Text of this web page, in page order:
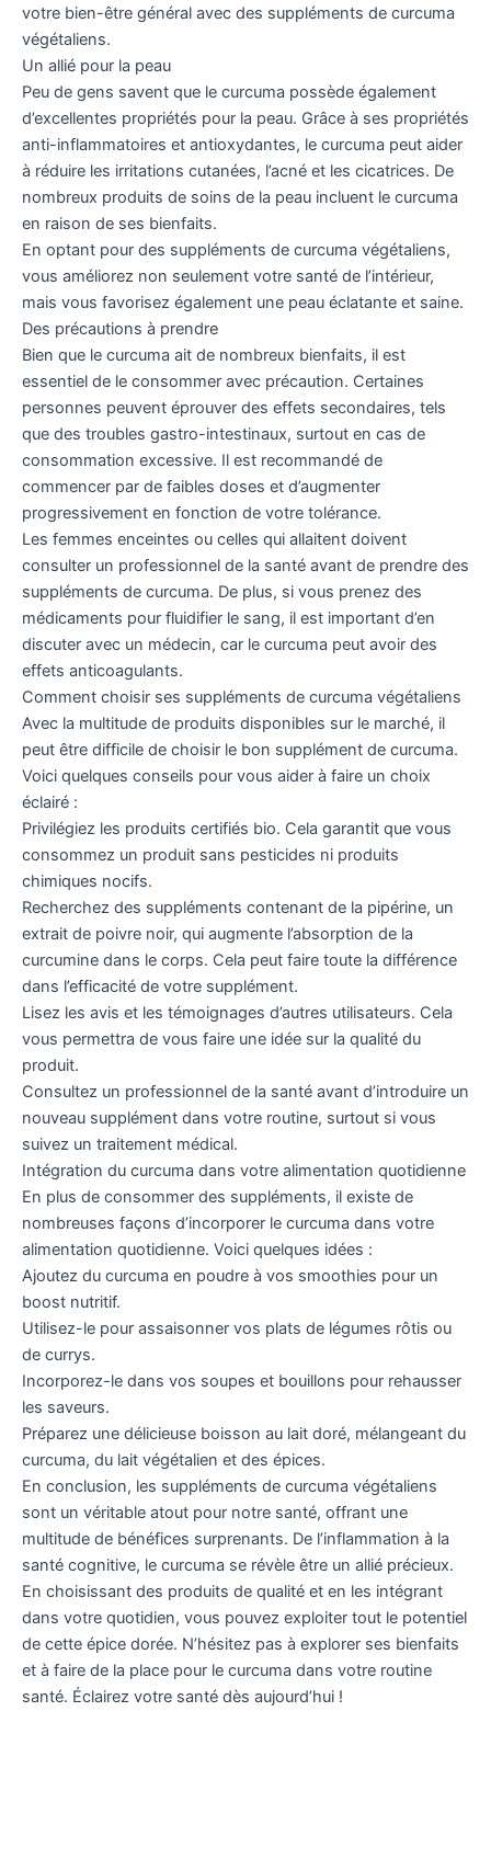
votre bien-être général avec des suppléments de curcuma
végétaliens.
Un allié pour la peau
Peu de gens savent que le curcuma possède également
d’excellentes propriétés pour la peau. Grâce à ses propriétés
anti-inflammatoires et antioxydantes, le curcuma peut aider
à réduire les irritations cutanées, l’acné et les cicatrices. De
nombreux produits de soins de la peau incluent le curcuma
en raison de ses bienfaits.
En optant pour des suppléments de curcuma végétaliens,
vous améliorez non seulement votre santé de l’intérieur,
mais vous favorisez également une peau éclatante et saine.
Des précautions à prendre
Bien que le curcuma ait de nombreux bienfaits, il est
essentiel de le consommer avec précaution. Certaines
personnes peuvent éprouver des effets secondaires, tels
que des troubles gastro-intestinaux, surtout en cas de
consommation excessive. Il est recommandé de
commencer par de faibles doses et d’augmenter
progressivement en fonction de votre tolérance.
Les femmes enceintes ou celles qui allaitent doivent
consulter un professionnel de la santé avant de prendre des
suppléments de curcuma. De plus, si vous prenez des
médicaments pour fluidifier le sang, il est important d’en
discuter avec un médecin, car le curcuma peut avoir des
effets anticoagulants.
Comment choisir ses suppléments de curcuma végétaliens
Avec la multitude de produits disponibles sur le marché, il
peut être difficile de choisir le bon supplément de curcuma.
Voici quelques conseils pour vous aider à faire un choix
éclairé :
Privilégiez les produits certifiés bio. Cela garantit que vous
consommez un produit sans pesticides ni produits
chimiques nocifs.
Recherchez des suppléments contenant de la pipérine, un
extrait de poivre noir, qui augmente l’absorption de la
curcumine dans le corps. Cela peut faire toute la différence
dans l’efficacité de votre supplément.
Lisez les avis et les témoignages d’autres utilisateurs. Cela
vous permettra de vous faire une idée sur la qualité du
produit.
Consultez un professionnel de la santé avant d’introduire un
nouveau supplément dans votre routine, surtout si vous
suivez un traitement médical.
Intégration du curcuma dans votre alimentation quotidienne
En plus de consommer des suppléments, il existe de
nombreuses façons d’incorporer le curcuma dans votre
alimentation quotidienne. Voici quelques idées :
Ajoutez du curcuma en poudre à vos smoothies pour un
boost nutritif.
Utilisez-le pour assaisonner vos plats de légumes rôtis ou
de currys.
Incorporez-le dans vos soupes et bouillons pour rehausser
les saveurs.
Préparez une délicieuse boisson au lait doré, mélangeant du
curcuma, du lait végétalien et des épices.
En conclusion, les suppléments de curcuma végétaliens
sont un véritable atout pour notre santé, offrant une
multitude de bénéfices surprenants. De l’inflammation à la
santé cognitive, le curcuma se révèle être un allié précieux.
En choisissant des produits de qualité et en les intégrant
dans votre quotidien, vous pouvez exploiter tout le potentiel
de cette épice dorée. N’hésitez pas à explorer ses bienfaits
et à faire de la place pour le curcuma dans votre routine
santé. Éclairez votre santé dès aujourd’hui !